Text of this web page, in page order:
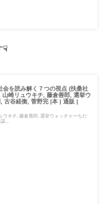
☟
を読み解く７つの視点 (扶桑社
崎リュウキチ, 藤倉善郎, 選挙ウ
古谷経衡, 菅野完 |本 | 通販 |
ウキチ, 藤倉善郎, 選挙ウォッチャーちだ
...